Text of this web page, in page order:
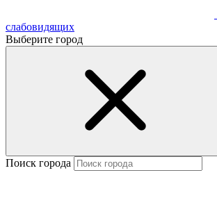
слабовидящих
Выберите город
Поиск города